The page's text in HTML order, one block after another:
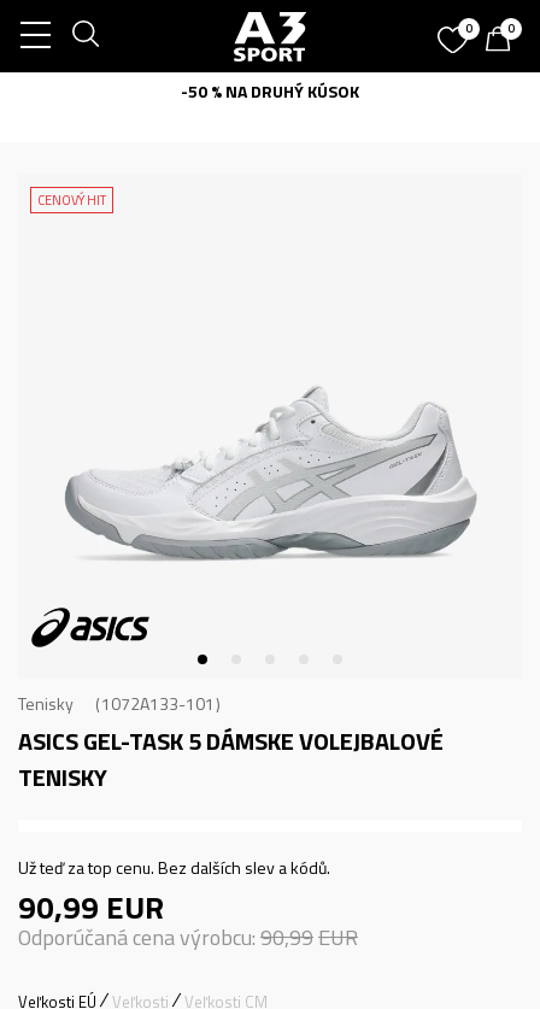
0 0
-50 % NA DRUHÝ KÚSOK
CENOVÝ HIT
Tenisky 1072A133-101
ASICS GEL-TASK 5DÁMSKE VOLEJBALOVÉ
TENISKY
Už teď za top cenu. Bez dalších slev a kódů.
90,99 EUR
Odporúčaná cena výrobcu:90,99EUR
Veľkosti EÚ Veľkosti Veľkosti CM